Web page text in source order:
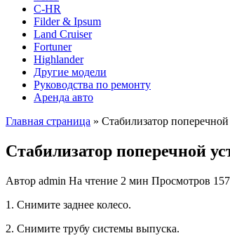
C-HR
Filder & Ipsum
Land Cruiser
Fortuner
Highlander
Другие модели
Руководства по ремонту
Аренда авто
Главная страница » Стабилизатор
Стабилизатор попереч­ной
Автор admin На чтение 2 мин Просмотров 157
1. Снимите заднее колесо.
2. Снимите трубу системы выпуска.